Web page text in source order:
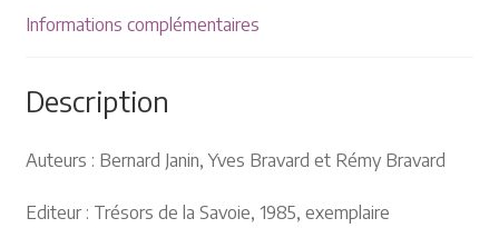
Informations complémentaires
Description
Auteurs : Bernard Janin, Yves Bravard et Rémy Bravard
Editeur : Trésors de la Savoie, 1985, exemplaire